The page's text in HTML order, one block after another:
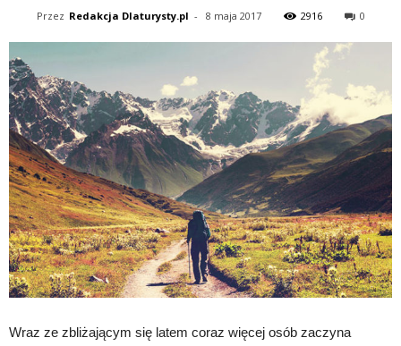
Przez Redakcja Dlaturysty.pl - 8 maja 2017 2916 0
Wraz ze zbliżającym się latem coraz więcej osób zaczyna